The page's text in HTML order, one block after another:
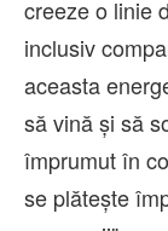
creeze o linie
inclusiv
aceasta
să vină şi să
împrumut în
se plăteşte